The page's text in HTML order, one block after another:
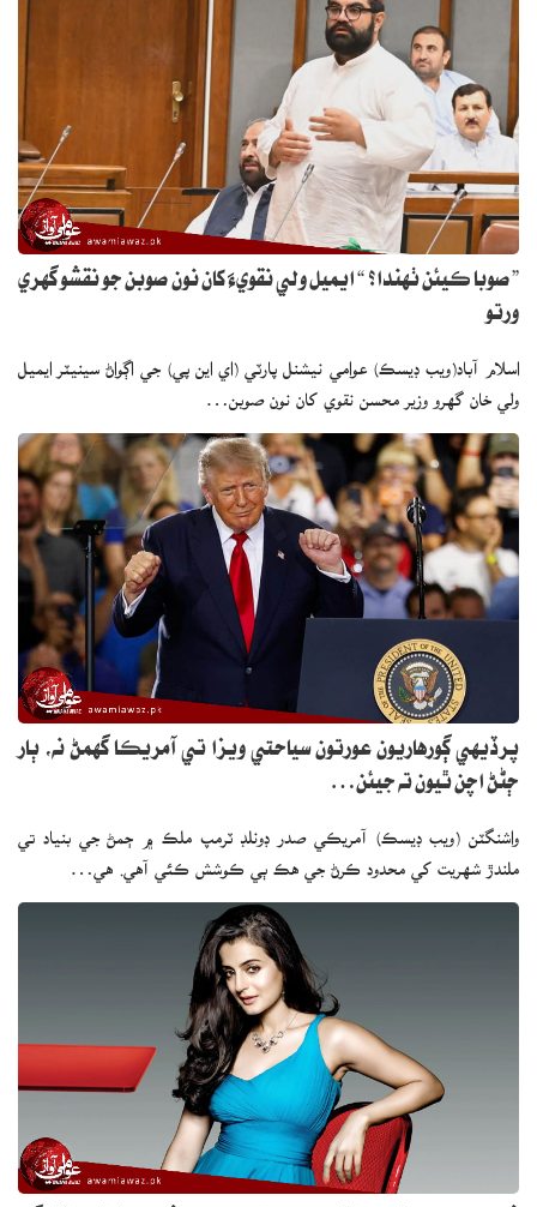
” صوبا ڪيئن ٺهندا؟ “ ايميل ولي نقويءَ کان نون صوبن جو نقشو گهري
ورتو
اسلام آباد(ويب ڊيسڪ) عوامي نيشنل پارٽي (اي اين پي) جي اڳواڻ سينيٽر ايميل
ولي خان گهرو وزير محسن نقوي کان نون صوبن…
پرڏيهي ڳورهاريون عورتون سياحتي ويزا تي آمريڪا گهمڻ نه، ٻار
ڄڻڻ اچن ٿيون ته جيئن…
واشنگٽن (ويب ڊيسڪ) آمريڪي صدر ڊونلڊ ٽرمپ ملڪ ۾ ڄمڻ جي بنياد تي
ملندڙ شهريت کي محدود ڪرڻ جي هڪ ٻي ڪوشش ڪئي آهي. هي…